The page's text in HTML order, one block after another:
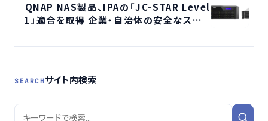
QNAP NAS製品、IPAの「JC-STAR Level
1」適合を取得 企業・自治体の安全なストレ
SEARCHサイト内検索